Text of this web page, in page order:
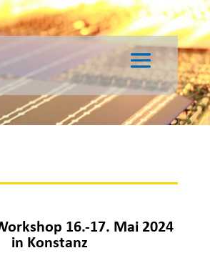
16.-17. Mai 2024
in Konstanz